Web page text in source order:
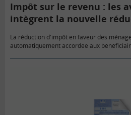
Impôt sur le revenu : les
intègrent la nouvelle
La réduction d'impôt en faveur des
automatiquement accordée aux